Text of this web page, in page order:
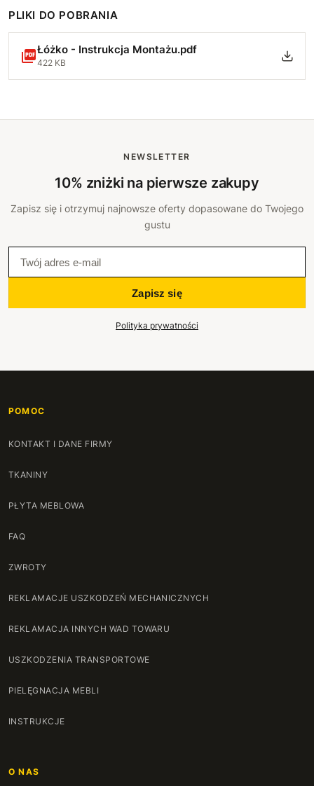
PLIKI DO POBRANIA
Łóżko - Instrukcja Montażu.pdf
422 KB
NEWSLETTER
10% zniżki na pierwsze zakupy
Zapisz się i otrzymuj najnowsze oferty dopasowane do Twojego
gustu
Zapisz się
Polityka prywatności
POMOC
KONTAKT I DANE FIRMY
TKANINY
PŁYTA MEBLOWA
FAQ
ZWROTY
REKLAMACJE USZKODZEŃ MECHANICZNYCH
REKLAMACJA INNYCH WAD TOWARU
USZKODZENIA TRANSPORTOWE
PIELĘGNACJA MEBLI
INSTRUKCJE
O NAS